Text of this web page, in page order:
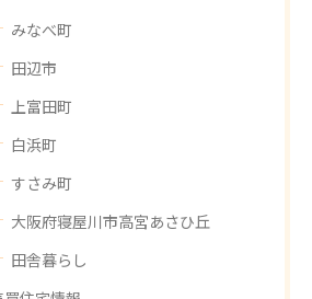
みなべ町
田辺市
上富田町
白浜町
すさみ町
大阪府寝屋川市高宮あさひ丘
田舎暮らし